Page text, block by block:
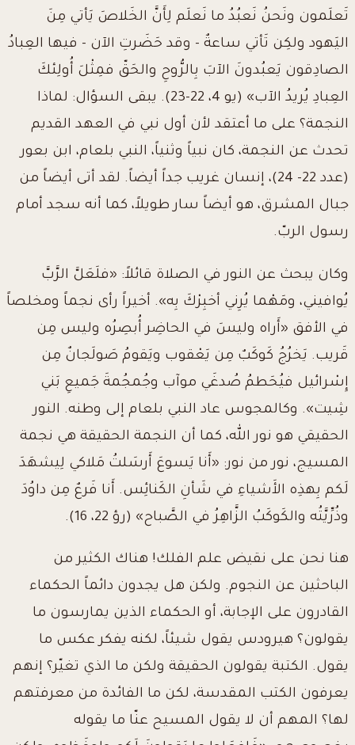
تَعلَمون ونَحنُ نَعبُدُ ما نَعلَم لِأَنَّ الخَلاصَ يَأتي مِنَ
اليَهود ولكِن تَأتي ساعةٌ - وقد حَضَرتِ الآن - فيها العِبادُ
الصادِقون يَعبُدونَ الآبَ بِالرُّوحِ والحَقّ فمِثْلَ أُولِئكَ
العِبادِ يُريدُ الآب» (يو 4، 22-23). يبقى السؤال: لماذا
النجمة؟ على ما أعتقد لأن أول نبي في العهد القديم
تحدث عن النجمة، كان نبياً وثنياً، النبي بلعام، ابن بعور
(عدد 22- 24)، إنسان غريب جداً أيضاً. لقد أتى أيضاً من
جبال المشرق، هو أيضاً سار طويلاً، كما أنه سجد أمام
رسول الربّ.
وكان يبحث عن النور في الصلاة قائلاً: «فلَعَلَّ الرَّبَّ
يُوافيني، ومَهْما يُرِني أخبِرْكَ بِه». أخيراً رأى نجماً ومخلصاً
في الأفق «أَراه وليسَ في الحاضِر أُبصِرُه وليس مِن
قَريب. يَخرُجُ كَوكَبٌ مِن يَعْقوب ويَقومُ صَولَجانٌ مِن
إِسْرائيل فيُحَطمُ صُدغَي موآب وجُمجُمةَ جَميعِ بَني
شِيت». وكالمجوس عاد النبي بلعام إلى وطنه. النور
الحقيقي هو نور الله، كما أن النجمة الحقيقة هي نجمة
المسيج، نور من نور: «أَنا يَسوعَ أَرسَلتُ مَلاكي لِيشهَدَ
لَكم بِهذِه الأَشياءِ في شَأنِ الكَنائِس. أَنا فَرعٌ مِن داوُدَ
وذُرِّيَّتُه والكَوكَبُ الزَّاهِرُ في الصَّباح» (رؤ 22، 16).
هنا نحن على نقيض علم الفلك! هناك الكثير من
الباحثين عن النجوم. ولكن هل يجدون دائماً الحكماء
القادرون على الإجابة، أو الحكماء الذين يمارسون ما
يقولون؟ هيرودس يقول شيئاً، لكنه يفكر عكس ما
يقول. الكتبة يقولون الحقيقة ولكن ما الذي تغيّر؟ إنهم
يعرفون الكتب المقدسة، لكن ما الفائدة من معرفتهم
لها؟ المهم أن لا يقول المسيح عنّا ما يقوله